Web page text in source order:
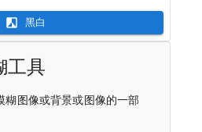
黑白
工具
糊图像或背景或图像的一部